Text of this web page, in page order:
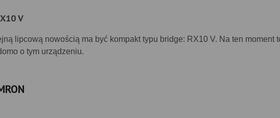
V
lipcową nowością ma być kompakt typu bridge: RX10 V. Na ten moment
o tym urządzeniu.